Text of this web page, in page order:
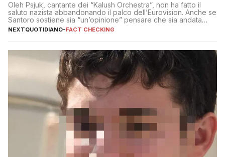
Oleh Psjuk, cantante dei “Kalush Orchestra”, non ha fatto il
saluto nazista abbandonando il palco dell’Eurovision. Anche se
Santoro sostiene sia “un’opinione” pensare che sia andata
così
NEXTQUOTIDIANO-FACT CHECKING